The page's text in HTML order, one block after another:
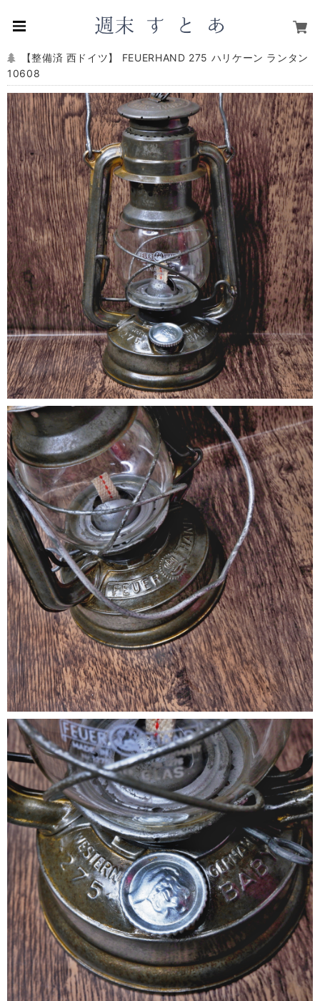
【整備済 西ドイツ】 FEUERHAND 275 ハリケーン ランタン
10608